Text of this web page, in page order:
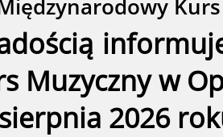
Muzyczny w
2026